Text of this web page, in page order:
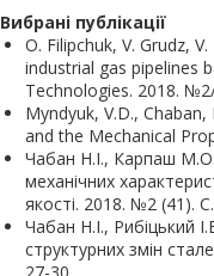
Вибрані публікації
O. Filipchuk, V. Grudz,
industrial gas pipelines
Technologies. 2018.
Myndyuk, V.D.,
and the Mechanical
Чабан Н.І., Карпаш
механічних
якості. 2018. №2 (41).
Чабан Н.І., Рибіцький
структурних змін